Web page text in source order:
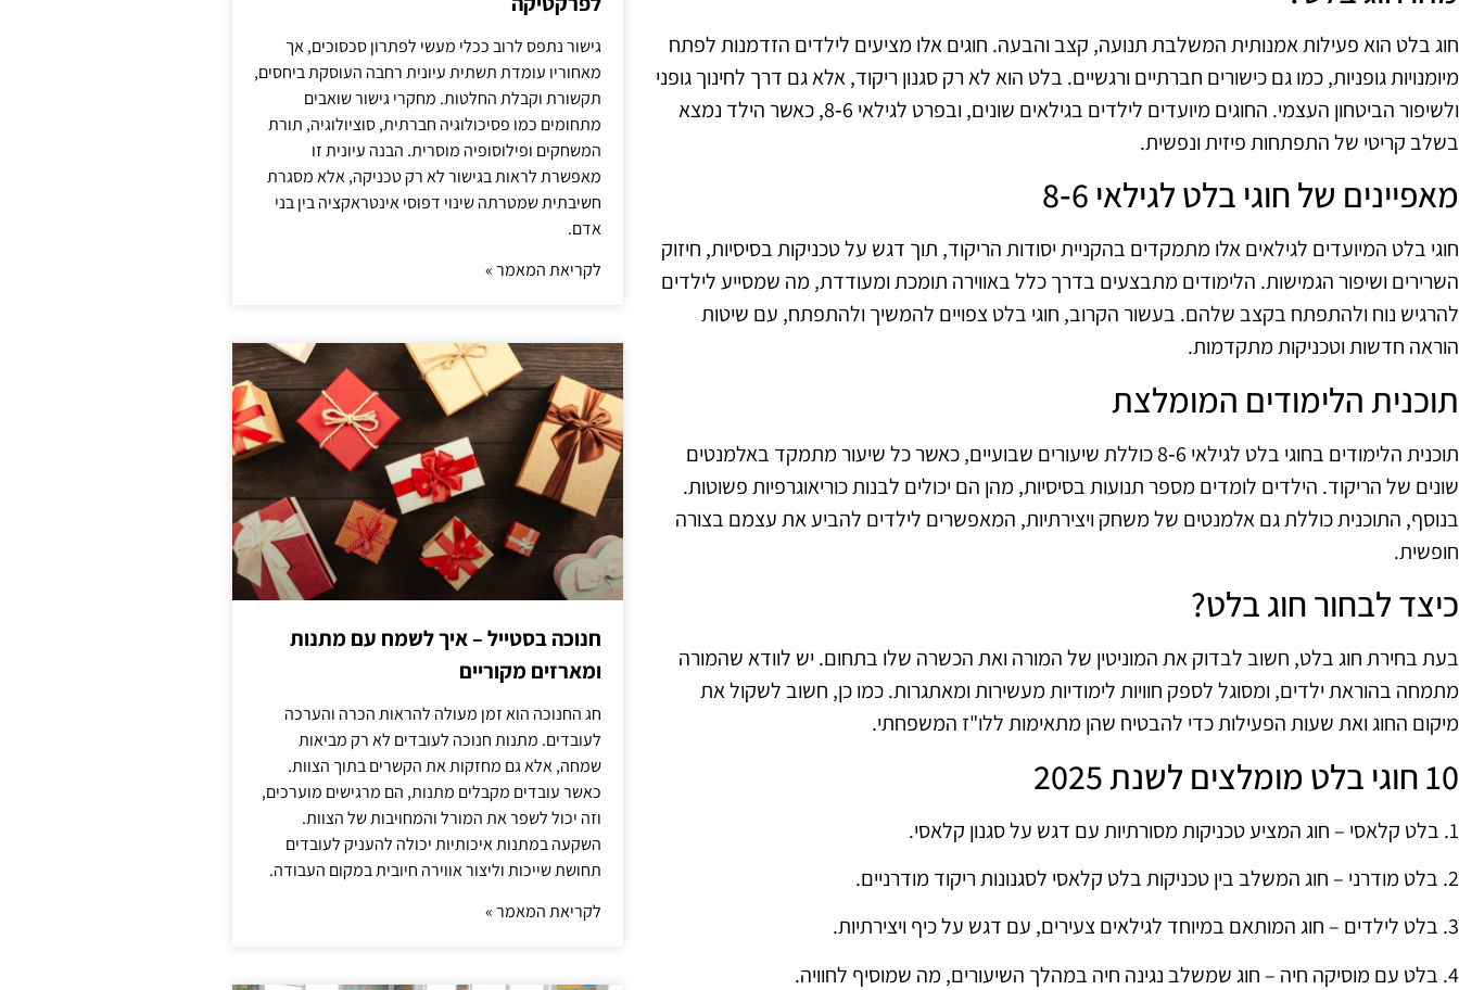
חוג בלט הוא פעילות אמנותית המשלבת תנועה, קצב והבעה. חוגים אלו מציעים לילדים הזדמנות לפתח
מיומנויות גופניות, כמו גם כישורים חברתיים ורגשיים. בלט הוא לא רק סגנון ריקוד, אלא גם דרך לחינוך גופני
ולשיפור הביטחון העצמי. החוגים מיועדים לילדים בגילאים שונים, ובפרט לגילאי 6‑8, כאשר הילד נמצא
בשלב קריטי של התפתחות פיזית ונפשית.
מאפיינים של חוגי בלט לגילאי 6‑8
חוגי בלט המיועדים לגילאים אלו מתמקדים בהקניית יסודות הריקוד, תוך דגש על טכניקות בסיסיות, חיזוק
השרירים ושיפור הגמישות. הלימודים מתבצעים בדרך כלל באווירה תומכת ומעודדת, מה שמסייע לילדים
להרגיש נוח ולהתפתח בקצב שלהם. בעשור הקרוב, חוגי בלט צפויים להמשיך ולהתפתח, עם שיטות
הוראה חדשות וטכניקות מתקדמות.
תוכנית הלימודים המומלצת
תוכנית הלימודים בחוגי בלט לגילאי 6‑8 כוללת שיעורים שבועיים, כאשר כל שיעור מתמקד באלמנטים
שונים של הריקוד. הילדים לומדים מספר תנועות בסיסיות, מהן הם יכולים לבנות כוריאוגרפיות פשוטות.
בנוסף, התוכנית כוללת גם אלמנטים של משחק ויצירתיות, המאפשרים לילדים להביע את עצמם בצורה
חופשית.
כיצד לבחור חוג בלט?
בעת בחירת חוג בלט, חשוב לבדוק את המוניטין של המורה ואת הכשרה שלו בתחום. יש לוודא שהמורה
מתמחה בהוראת ילדים, ומסוגל לספק חוויות לימודיות מעשירות ומאתגרות. כמו כן, חשוב לשקול את
מיקום החוג ואת שעות הפעילות כדי להבטיח שהן מתאימות ללו"ז המשפחתי.
10 חוגי בלט מומלצים לשנת 2025
1. בלט קלאסי – חוג המציע טכניקות מסורתיות עם דגש על סגנון קלאסי.
2. בלט מודרני – חוג המשלב בין טכניקות בלט קלאסי לסגנונות ריקוד מודרניים.
3. בלט לילדים – חוג המותאם במיוחד לגילאים צעירים, עם דגש על כיף ויצירתיות.
4. בלט עם מוסיקה חיה – חוג שמשלב נגינה חיה במהלך השיעורים, מה שמוסיף לחוויה.
גישור נתפס לרוב ככלי מעשי לפתרון סכסוכים, אך
מאחוריו עומדת תשתית עיונית רחבה העוסקת ביחסים,
תקשורת וקבלת החלטות. מחקרי גישור שואבים
מתחומים כמו פסיכולוגיה חברתית, סוציולוגיה, תורת
המשחקים ופילוסופיה מוסרית. הבנה עיונית זו
מאפשרת לראות בגישור לא רק טכניקה, אלא מסגרת
חשיבתית שמטרתה שינוי דפוסי אינטראקציה בין בני
אדם.
לקריאת המאמר »
חנוכה בסטייל – איך לשמח עם מתנות
ומארזים מקוריים
חג החנוכה הוא זמן מעולה להראות הכרה והערכה
לעובדים. מתנות חנוכה לעובדים לא רק מביאות
שמחה, אלא גם מחזקות את הקשרים בתוך הצוות.
כאשר עובדים מקבלים מתנות, הם מרגישים מוערכים,
וזה יכול לשפר את המורל והמחויבות של הצוות.
השקעה במתנות איכותיות יכולה להעניק לעובדים
תחושת שייכות וליצור אווירה חיובית במקום העבודה.
לקריאת המאמר »